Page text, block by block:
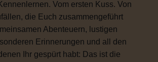
Vom ersten Kuss. Von
die Euch zusammengeführt
Abenteuern, lustigen
Erinnerungen und all den
Ihr gespürt habt: Das ist die